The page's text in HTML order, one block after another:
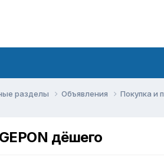
разделы Объявления Покупка и
дёшего